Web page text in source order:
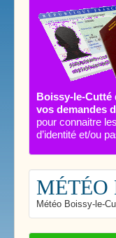
Boissy-le-Cutté
vos demandes
pour connaitre
d’identité et/ou
MÉTÉO
Météo Boissy-le-